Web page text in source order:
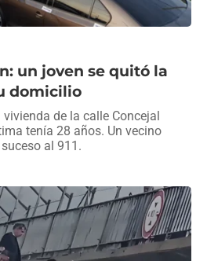
un joven se quitó la
domicilio
de la calle Concejal
tenía 28 años. Un vecino
al 911.